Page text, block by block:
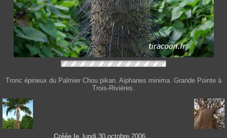
Tronc épineux du Palmier Chou pikan. Aiphanes minima. Grande Pointe à
Trois-Rivières.
Créée le lundi 30 octobre 2006